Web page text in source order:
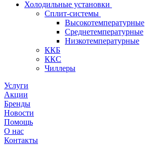
Холодильные установки
Сплит-системы
Высокотемпературные
Среднетемпературные
Низкотемпературные
ККБ
ККС
Чиллеры
Услуги
Акции
Бренды
Новости
Помощь
О нас
Контакты